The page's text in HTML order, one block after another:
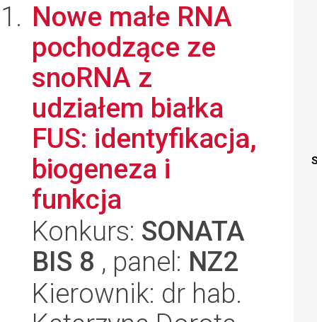
Nowe małe RNA
pochodzące ze
snoRNA z
udziałem białka
FUS: identyfikacja,
biogeneza i
funkcja
Konkurs: SONATA
BIS 8 , panel: NZ2
Kierownik: dr hab.